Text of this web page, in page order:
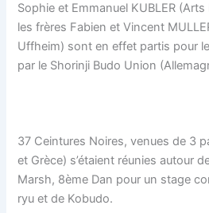
Sophie et Emmanuel KUBLER
les frères Fabien et Vincent
Uffheim) sont en effet partis pour
par le Shorinji Budo Union
37 Ceintures Noires, venues de 3
et Grèce) s’étaient réunies autour
Marsh, 8ème Dan pour un stage
ryu et de Kobudo.